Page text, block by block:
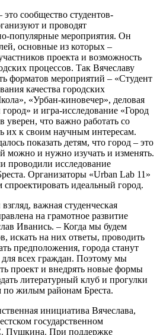
сообщество студентов-
и проводят
популярные мероприятия. Он
основные из которых –
проекта и возможность
процессов. Так Вячеславу
форматов мероприятий – «Студент
качества городских
«Урбан-киновечер», деловая
и игра-исследование «Город
уверен, что важно работать со
их к своим научным интересам.
показать детям, что город – это
можно и нужно изучать и изменять.
проводили исследование
Организаторы «Urban Lab 11»
идеальный город.
важная студенческая
на грамотное развитие
Иванись. – Когда мы будем
искать на них ответы, проводить
предположения, города станут
всех граждан. Поэтому мы
проект и внедрять новые формы
литературный клуб и прогулки
по жилым районам Бреста.
инициатива Вячеслава,
государственном
Пушкина. При поддержке